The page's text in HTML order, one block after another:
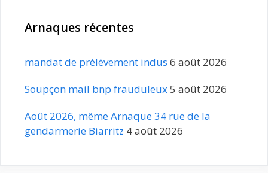
Arnaques récentes
mandat de prélèvement indus 6 août 2026
Soupçon mail bnp frauduleux5 août 2026
Août 2026, même Arnaque 34 rue de la
gendarmerie Biarritz 4 août 2026